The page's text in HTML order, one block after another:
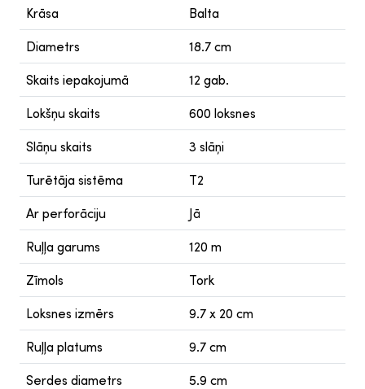
Krāsa Balta
Diametrs 18.7 cm
Skaits iepakojumā 12 gab.
Lokšņu skaits 600 loksnes
Slāņu skaits 3 slāņi
Turētāja sistēma T2
Ar perforāciju Jā
Ruļļa garums 120 m
Zīmols Tork
Loksnes izmērs 9.7 x 20 cm
Ruļļa platums 9.7 cm
Serdes diametrs 5.9 cm